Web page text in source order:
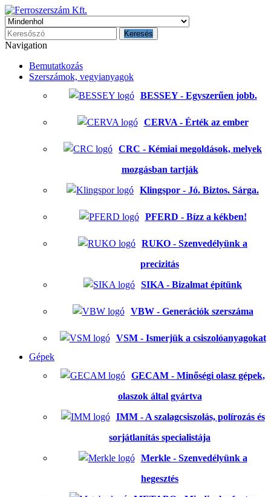
Keresés
Navigation
Bemutatkozás
Szerszámok, vegyianyagok
BESSEY - Egyszerűen jobb.
CERVA - Érték az ember
CRC - Kémiai megoldások, melyek
mozgásban tartják
Klingspor - Jó. Biztos. Sárga.
PFERD - Bízz a kékben!
RUKO - Szenvedélyünk a
precizitás
SIKA - Bizalmat építünk
VBW - Generációk szerszáma
VSM - Ismerjük a csiszolóanyagokat
Gépek
GECAM - Minőségi olasz gépek,
olaszok által gyártva
IMM - A szalagcsiszolás, polírozás és
sorjátlanítás specialistája
Merkle - Szenvedélyünk a
hegesztés